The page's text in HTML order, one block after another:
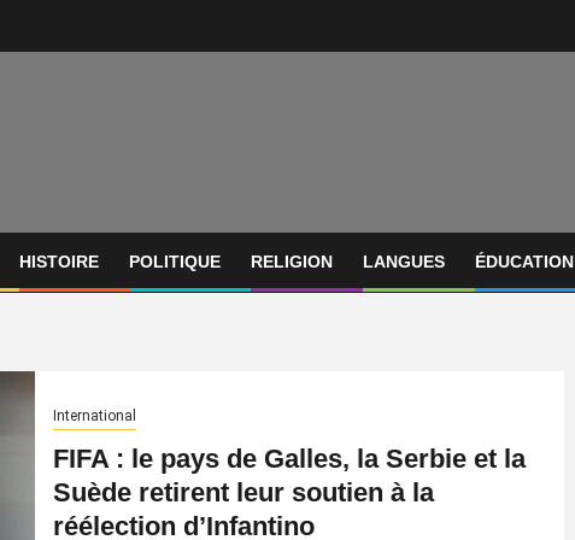
HISTOIRE POLITIQUE RELIGION LANGUES ÉDUCATION
International
FIFA : le pays de Galles, la Serbie et la
Suède retirent leur soutien à la
réélection d’Infantino